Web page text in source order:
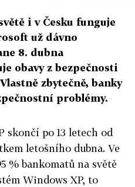
i v Česku funguje
už dávno
8. dubna
obavy z bezpečnosti
zbytečně, banky
problémy.
skončí po 13 letech od
letošního dubna. Ve
% bankomatů na světě
Windows XP, to